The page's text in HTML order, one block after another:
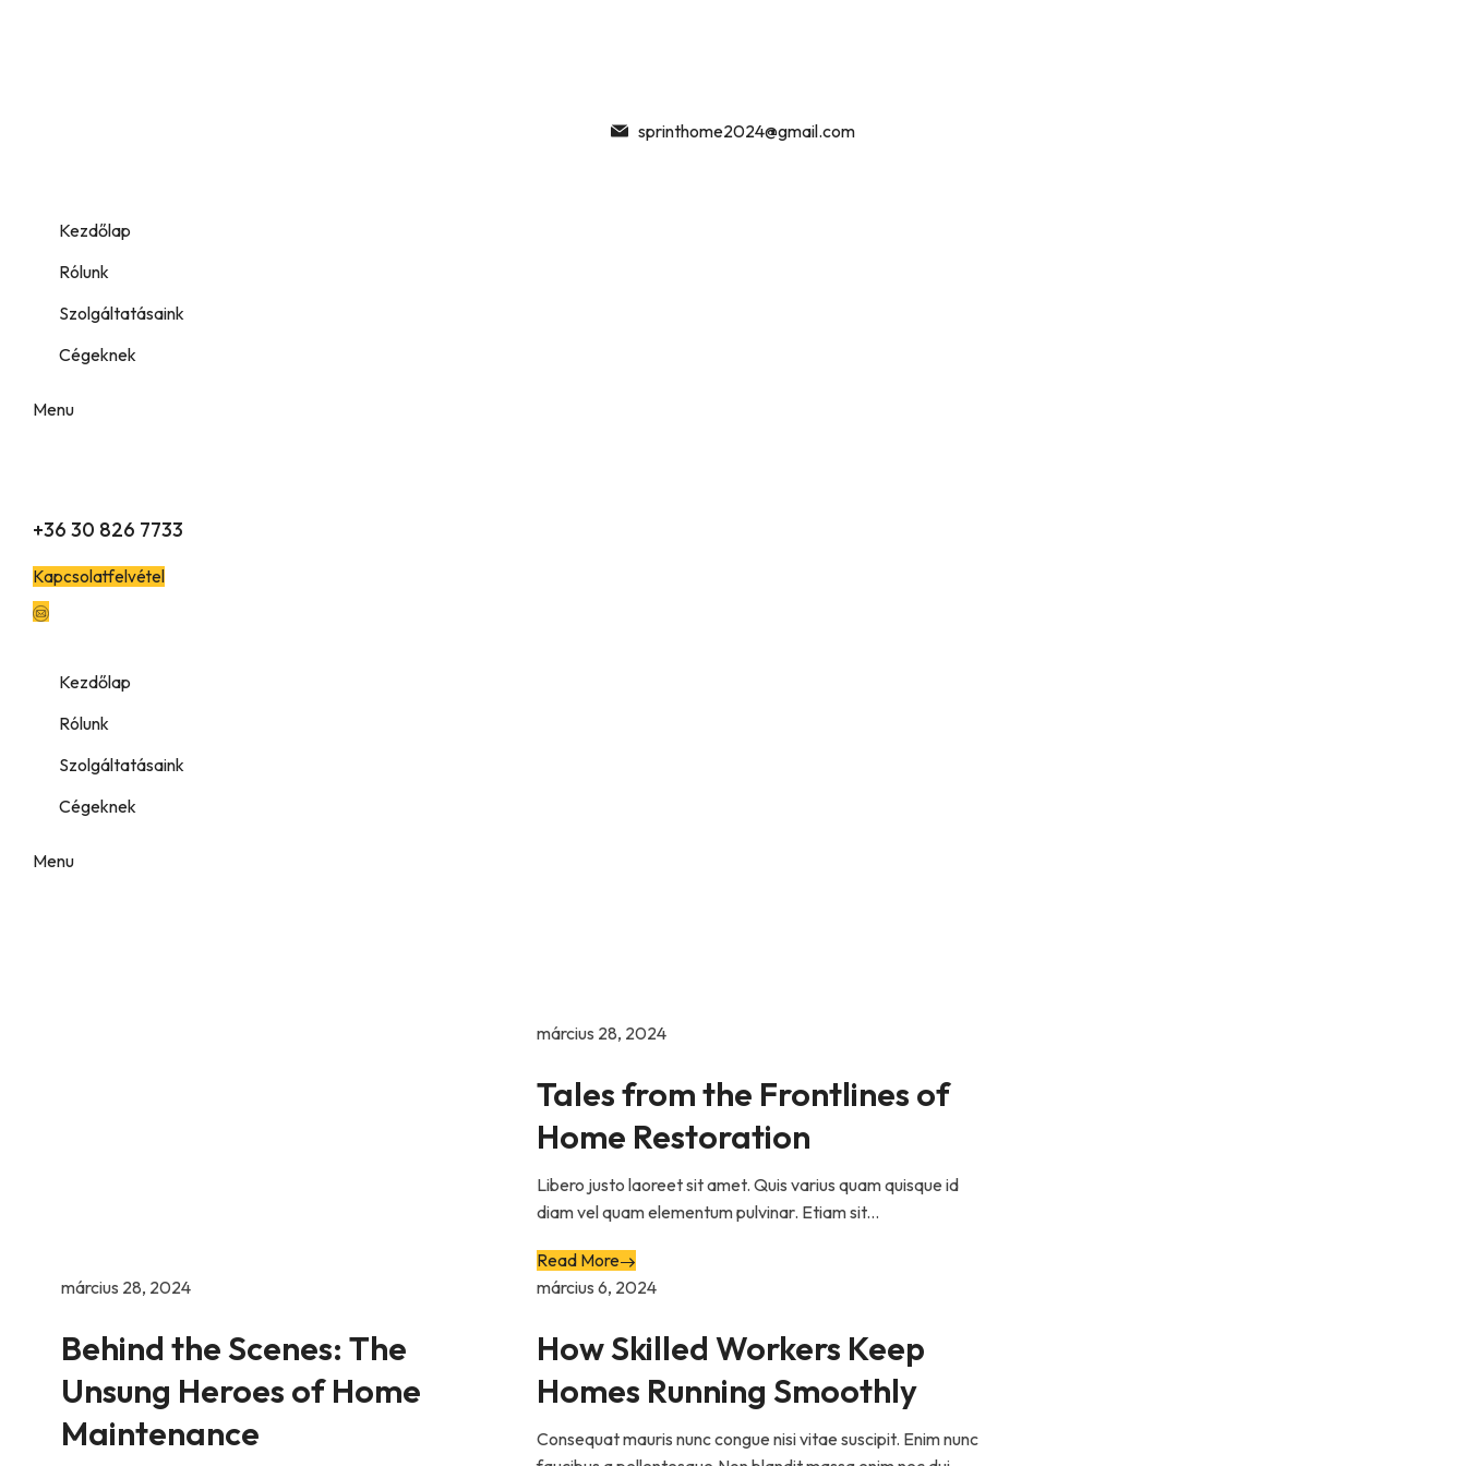
sprinthome2024@gmail.com
Kezdőlap
Rólunk
Szolgáltatásaink
Cégeknek
Menu
+36 30 826 7733
Kapcsolatfelvétel
Kezdőlap
Rólunk
Szolgáltatásaink
Cégeknek
Menu
március 28, 2024
Tales from the Frontlines of
Home Restoration
Libero justo laoreet sit amet. Quis varius quam quisque id
diam vel quam elementum pulvinar. Etiam sit...
Read More
március 28, 2024
Behind the Scenes: The
Unsung Heroes of Home
Maintenance
március 6, 2024
How Skilled Workers Keep
Homes Running Smoothly
Consequat mauris nunc congue nisi vitae suscipit. Enim nunc